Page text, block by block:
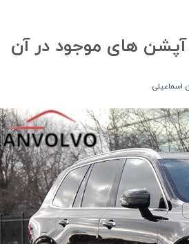
های موجود در آن